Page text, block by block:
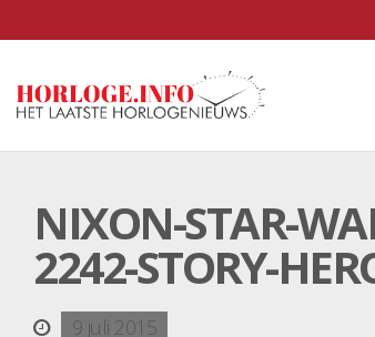
NIXON-STAR-
2242-STORY-
9 juli 2015